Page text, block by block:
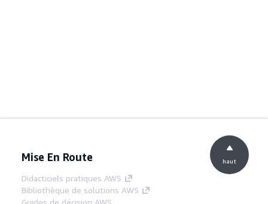
Mise En Route
Didacticiels pratiques AWS
Bibliothèque de solutions AWS
Guides de décision AWS
haut